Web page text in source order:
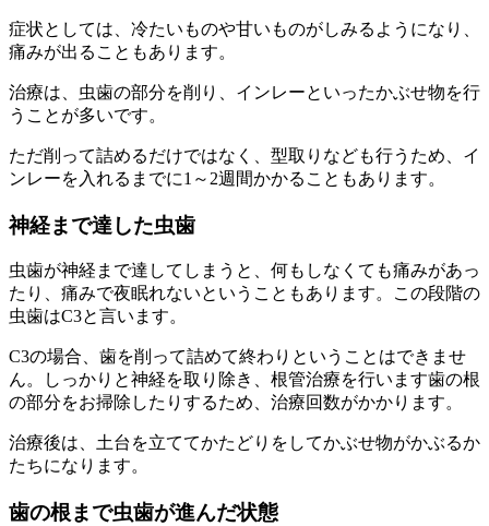
症状としては、冷たいものや甘いものがしみるようになり、
痛みが出ることもあります。
治療は、虫歯の部分を削り、インレーといったかぶせ物を行
うことが多いです。
ただ削って詰めるだけではなく、型取りなども行うため、イ
ンレーを入れるまでに1～2週間かかることもあります。
神経まで達した虫歯
虫歯が神経まで達してしまうと、何もしなくても痛みがあっ
たり、痛みで夜眠れないということもあります。この段階の
虫歯はC3と言います。
C3の場合、歯を削って詰めて終わりということはできませ
ん。しっかりと神経を取り除き、根管治療を行います歯の根
の部分をお掃除したりするため、治療回数がかかります。
治療後は、土台を立ててかたどりをしてかぶせ物がかぶるか
たちになります。
歯の根まで虫歯が進んだ状態